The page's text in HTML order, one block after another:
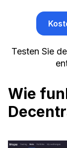
Testen Sie
Wie